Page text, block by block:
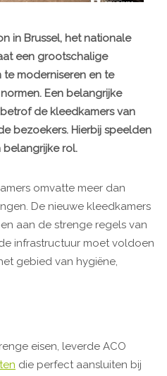
in Brussel, het nationale
een grootschalige
moderniseren en te
Een belangrijke
de kleedkamers van
bezoekers. Hierbij speelden
belangrijke rol.
omvatte meer dan
De nieuwe kleedkamers
aan de strenge regels van
infrastructuur moet voldoen
gebied van hygiëne,
eisen, leverde ACO
die perfect aansluiten bij